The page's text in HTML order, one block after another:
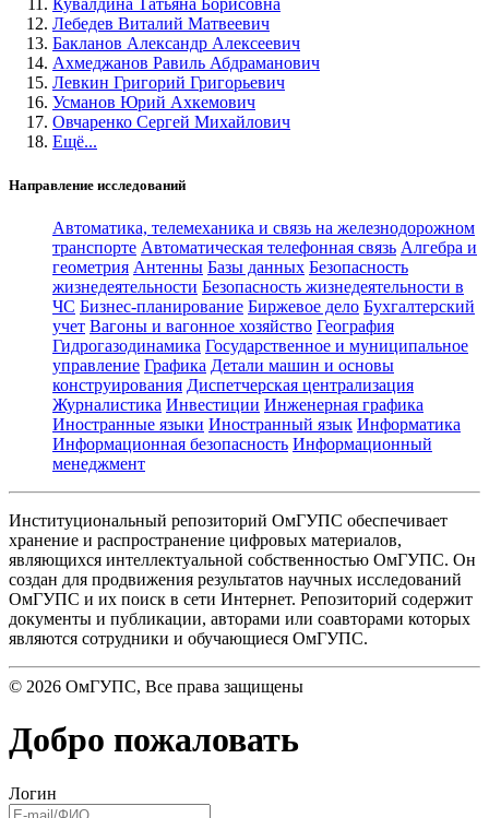
Кувалдина Татьяна Борисовна
Лебедев Виталий Матвеевич
Бакланов Александр Алексеевич
Ахмеджанов Равиль Абдраманович
Левкин Григорий Григорьевич
Усманов Юрий Ахкемович
Овчаренко Сергей Михайлович
Ещё...
Направление исследований
Автоматика, телемеханика и связь на железнодорожном
транспорте Автоматическая телефонная связь Алгебра и
геометрия Антенны Базы данных Безопасность
жизнедеятельности Безопасность жизнедеятельности в
ЧС Бизнес-планирование Биржевое дело Бухгалтерский
учет Вагоны и вагонное хозяйство География
Гидрогазодинамика Государственное и муниципальное
управление Графика Детали машин и основы
конструирования Диспетчерская централизация
Журналистика Инвестиции Инженерная графика
Иностранные языки Иностранный язык Информатика
Информационная безопасность Информационный
менеджмент
Институциональный репозиторий ОмГУПС обеспечивает
хранение и распространение цифровых материалов,
являющихся интеллектуальной собственностью ОмГУПС. Он
создан для продвижения результатов научных исследований
ОмГУПС и их поиск в сети Интернет. Репозиторий содержит
документы и публикации, авторами или соавторами которых
являются сотрудники и обучающиеся ОмГУПС.
© 2026 ОмГУПС, Все права защищены
Добро пожаловать
Логин